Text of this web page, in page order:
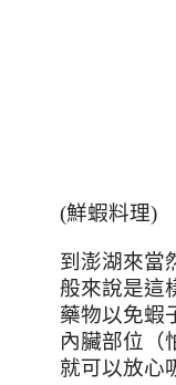
(鮮蝦料理)
到澎湖來當
般來說是這
藥物以免蝦
內臟部位（
就可以放心